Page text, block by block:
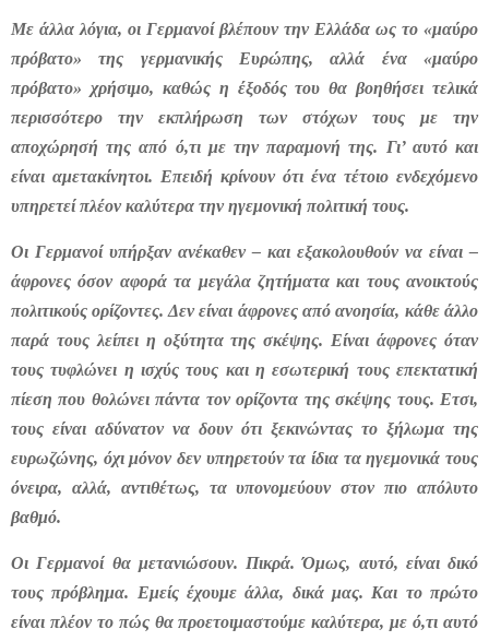
Με άλλα λόγια, οι Γερμανοί βλέπουν την Ελλάδα ως το «μαύρο
πρόβατο» της γερμανικής Ευρώπης, αλλά ένα «μαύρο
πρόβατο» χρήσιμο, καθώς η έξοδός του θα βοηθήσει τελικά
περισσότερο την εκπλήρωση των στόχων τους με την
αποχώρησή της από ό,τι με την παραμονή της. Γι’ αυτό και
είναι αμετακίνητοι. Επειδή κρίνουν ότι ένα τέτοιο ενδεχόμενο
υπηρετεί πλέον καλύτερα την ηγεμονική πολιτική τους.
Οι Γερμανοί υπήρξαν ανέκαθεν – και εξακολουθούν να είναι –
άφρονες όσον αφορά τα μεγάλα ζητήματα και τους ανοικτούς
πολιτικούς ορίζοντες. Δεν είναι άφρονες από ανοησία, κάθε άλλο
παρά τους λείπει η οξύτητα της σκέψης. Είναι άφρονες όταν
τους τυφλώνει η ισχύς τους και η εσωτερική τους επεκτατική
πίεση που θολώνει πάντα τον ορίζοντα της σκέψης τους. Ετσι,
τους είναι αδύνατον να δουν ότι ξεκινώντας το ξήλωμα της
ευρωζώνης, όχι μόνον δεν υπηρετούν τα ίδια τα ηγεμονικά τους
όνειρα, αλλά, αντιθέτως, τα υπονομεύουν στον πιο απόλυτο
βαθμό.
Οι Γερμανοί θα μετανιώσουν. Πικρά. Όμως, αυτό, είναι δικό
τους πρόβλημα. Εμείς έχουμε άλλα, δικά μας. Και το πρώτο
είναι πλέον το πώς θα προετοιμαστούμε καλύτερα, με ό,τι αυτό